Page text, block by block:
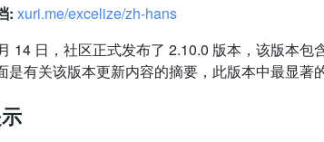
: xuri.me/excelize/zh-hans
14 日，社区正式发布了 2.10.0 版本，该版本
是有关该版本更新内容的摘要，此版本中最显著